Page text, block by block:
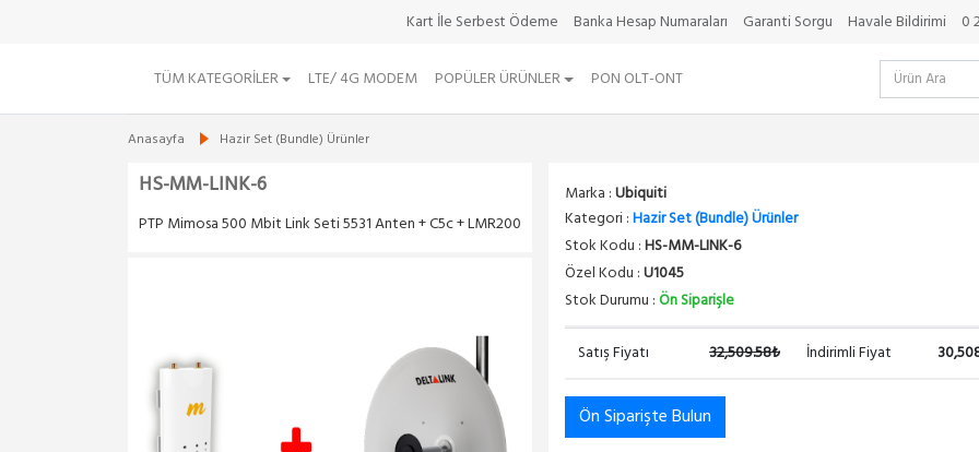
Kart İle Serbest Ödeme Banka Hesap Numaraları Garanti Sorgu Havale Bildirimi 0
TÜM KATEGORILER LTE/ 4G MODEM POPÜLER ÜRÜNLER PON OLT-ONT
Anasayfa Hazir Set (Bundle) Ürünler
HS-MM-LINK-6
PTP Mimosa 500 Mbit Link Seti 5531 Anten + C5c + LMR200
Marka :Ubiquiti
Kategori :Hazir Set (Bundle) Ürünler
Stok Kodu :HS-MM-LINK-6
Özel Kodu :U1045
Stok Durumu :Ön Siparişle
Satış Fiyatı 32,509.58₺ İndirimli Fiyat
Ön Siparişte Bulun